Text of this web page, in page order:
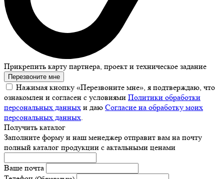
Прикрепить карту партнера, проект и техническое задание
Перезвоните мне
Нажимая кнопку «Перезвоните мне», я подтверждаю, что
ознакомлен и согласен с условиями Политики обработки
персональных данных и даю Согласие на обработку моих
персональных данных.
Получить каталог
Заполните форму и наш менеджер отправит вам на почту
полный каталог продукции с актальными ценами
Ваше почта